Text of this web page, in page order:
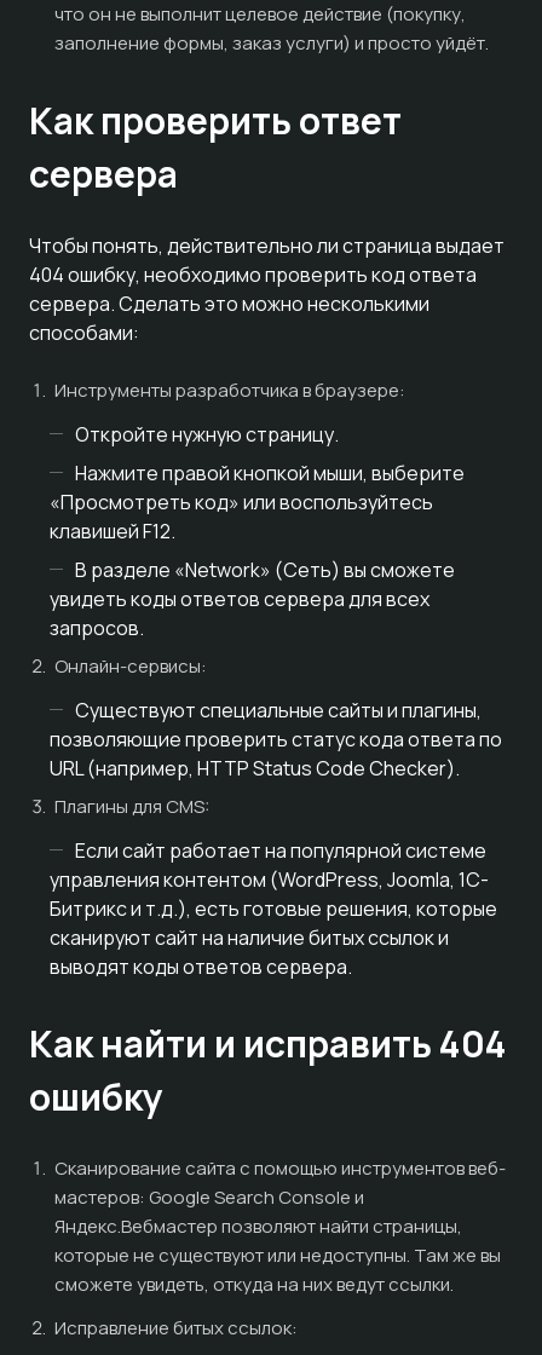
что он не выполнит целевое действие (покупку,
заполнение формы, заказ услуги) и просто уйдёт.
Как проверить ответ
сервера
Чтобы понять, действительно ли страница выдает
404 ошибку, необходимо проверить код ответа
сервера. Сделать это можно несколькими
способами:
Инструменты разработчика в браузере:
Откройте нужную страницу.
Нажмите правой кнопкой мыши, выберите
«Просмотреть код» или воспользуйтесь
клавишей F12.
В разделе «Network» (Сеть) вы сможете
увидеть коды ответов сервера для всех
запросов.
Онлайн-сервисы:
Существуют специальные сайты и плагины,
позволяющие проверить статус кода ответа по
URL (например, HTTP Status Code Checker).
Плагины для CMS:
Если сайт работает на популярной системе
управления контентом (WordPress, Joomla, 1С-
Битрикс и т.д.), есть готовые решения, которые
сканируют сайт на наличие битых ссылок и
выводят коды ответов сервера.
Как найти и исправить 404
ошибку
Сканирование сайта с помощью инструментов веб-
мастеров: Google Search Console и
Яндекс.Вебмастер позволяют найти страницы,
которые не существуют или недоступны. Там же вы
сможете увидеть, откуда на них ведут ссылки.
Исправление битых ссылок: